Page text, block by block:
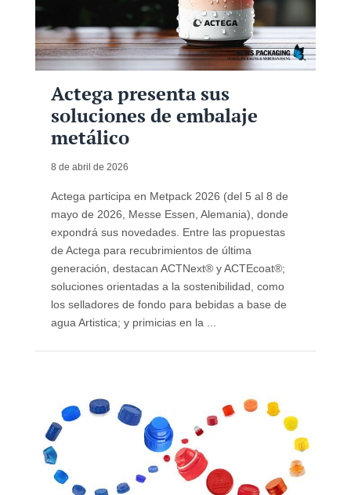
Actega presenta sus
soluciones de embalaje
metálico
8 de abril de 2026
Actega participa en Metpack 2026 (del 5 al 8 de
mayo de 2026, Messe Essen, Alemania), donde
expondrá sus novedades. Entre las propuestas
de Actega para recubrimientos de última
generación, destacan ACTNext® y ACTEcoat®;
soluciones orientadas a la sostenibilidad, como
los selladores de fondo para bebidas a base de
agua Artistica; y primicias en la ...